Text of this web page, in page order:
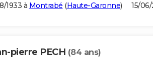
1933 à Montrabé (Haute-Garonne) 15/
pierre PECH (84 ans)